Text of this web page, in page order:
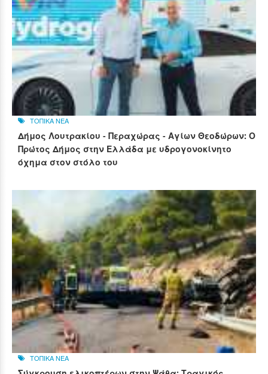
ΤΟΠΙΚΑ ΝΕΑ
Δήμος Λουτρακίου - Περαχώρας - Αγίων Θεοδώρων: Ο
Πρώτος Δήμος στην Ελλάδα με υδρογονοκίνητο
όχημα στον στόλο του
ΤΟΠΙΚΑ ΝΕΑ